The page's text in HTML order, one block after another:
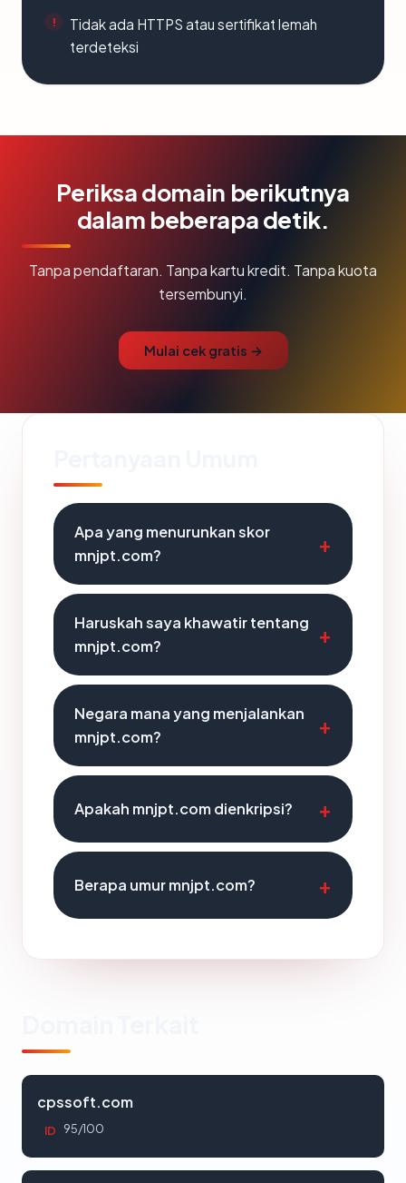
Tidak ada HTTPS atau sertifikat lemah
terdeteksi
Periksa domain berikutnya
dalam beberapa detik.
Tanpa pendaftaran. Tanpa kartu kredit. Tanpa kuota
tersembunyi.
Mulai cek gratis →
Apa yang menurunkan skor
mnjpt.com?
Haruskah saya khawatir tentang
mnjpt.com?
Negara mana yang menjalankan
mnjpt.com?
Apakah mnjpt.com dienkripsi?
Berapa umur mnjpt.com?
cpssoft.com
ID 95/100